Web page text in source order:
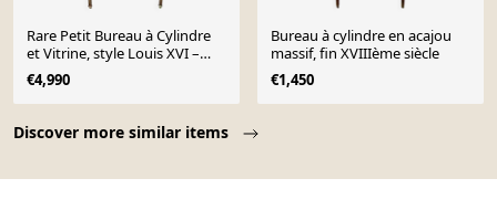
Discover more similar items
Rare Petit Bureau à Cylindre
et Vitrine, style Louis XVI –
Milieu XIXe
€4,990
Bureau à cylindre en acajou
massif, fin XVIIIème siècle
€1,450